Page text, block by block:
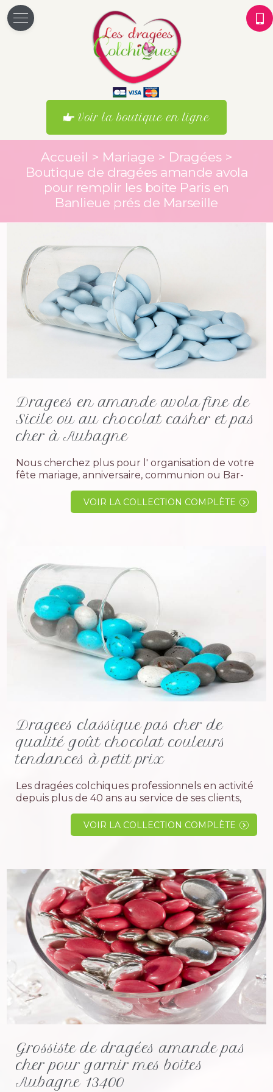
Voir la boutique en ligne
Accueil > Mariage > Dragées >
Boutique de dragées amande avola
pour remplir les boite Paris en
Banlieue prés de Marseille
Dragees en amande avola fine de
Sicile ou au chocolat casher et pas
cher à Aubagne
Nous cherchez plus pour l' organisation de votre
fête mariage, anniversaire, communion ou Bar-
faut. Nous sommes une entreprise familiale en
activité depuis plus de 40 ans, nous avons...
VOIR LA COLLECTION COMPLÈTE
Dragees classique pas cher de
qualité goût chocolat couleurs
tendances à petit prix
Les dragées colchiques professionnels en activité
depuis plus de 40 ans au service de ses clients,
sur un site Français, avec des personnes
physiques en bout de...
VOIR LA COLLECTION COMPLÈTE
Grossiste de dragées amande pas
cher pour garnir mes boites
Aubagne 13400